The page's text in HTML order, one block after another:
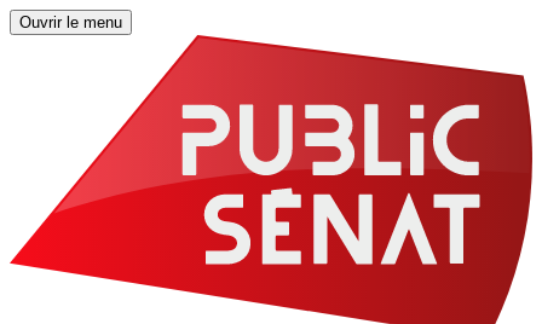
Ouvrir le menu